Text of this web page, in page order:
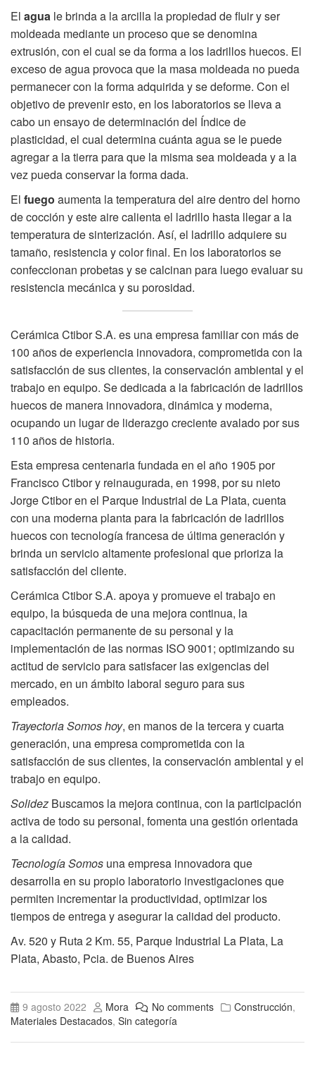
El agua le brinda a la arcilla la propiedad de fluir y ser
moldeada mediante un proceso que se denomina
extrusión, con el cual se da forma a los ladrillos huecos. El
exceso de agua provoca que la masa moldeada no pueda
permanecer con la forma adquirida y se deforme. Con el
objetivo de prevenir esto, en los laboratorios se lleva a
cabo un ensayo de determinación del Índice de
plasticidad, el cual determina cuánta agua se le puede
agregar a la tierra para que la misma sea moldeada y a la
vez pueda conservar la forma dada.
El fuego aumenta la temperatura del aire dentro del horno
de cocción y este aire calienta el ladrillo hasta llegar a la
temperatura de sinterización. Así, el ladrillo adquiere su
tamaño, resistencia y color final. En los laboratorios se
confeccionan probetas y se calcinan para luego evaluar su
resistencia mecánica y su porosidad.
Cerámica Ctibor S.A. es una empresa familiar con más de
100 años de experiencia innovadora, comprometida con la
satisfacción de sus clientes, la conservación ambiental y el
trabajo en equipo. Se dedicada a la fabricación de ladrillos
huecos de manera innovadora, dinámica y moderna,
ocupando un lugar de liderazgo creciente avalado por sus
110 años de historia.
Esta empresa centenaria fundada en el año 1905 por
Francisco Ctibor y reinaugurada, en 1998, por su nieto
Jorge Ctibor en el Parque Industrial de La Plata, cuenta
con una moderna planta para la fabricación de ladrillos
huecos con tecnología francesa de última generación y
brinda un servicio altamente profesional que prioriza la
satisfacción del cliente.
Cerámica Ctibor S.A. apoya y promueve el trabajo en
equipo, la búsqueda de una mejora continua, la
capacitación permanente de su personal y la
implementación de las normas ISO 9001; optimizando su
actitud de servicio para satisfacer las exigencias del
mercado, en un ámbito laboral seguro para sus
empleados.
Trayectoria Somos hoy, en manos de la tercera y cuarta
generación, una empresa comprometida con la
satisfacción de sus clientes, la conservación ambiental y el
trabajo en equipo.
Solidez Buscamos la mejora continua, con la participación
activa de todo su personal, fomenta una gestión orientada
a la calidad.
Tecnología Somos una empresa innovadora que
desarrolla en su propio laboratorio investigaciones que
permiten incrementar la productividad, optimizar los
tiempos de entrega y asegurar la calidad del producto.
Av. 520 y Ruta 2 Km. 55, Parque Industrial La Plata, La
Plata, Abasto, Pcia. de Buenos Aires
9 agosto 2022 Mora No comments Construcción,
Materiales Destacados, Sin categoría